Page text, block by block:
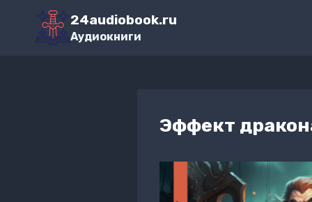
Перейти
содержимому
24audiobook.ru
Аудиокниги
Эффект